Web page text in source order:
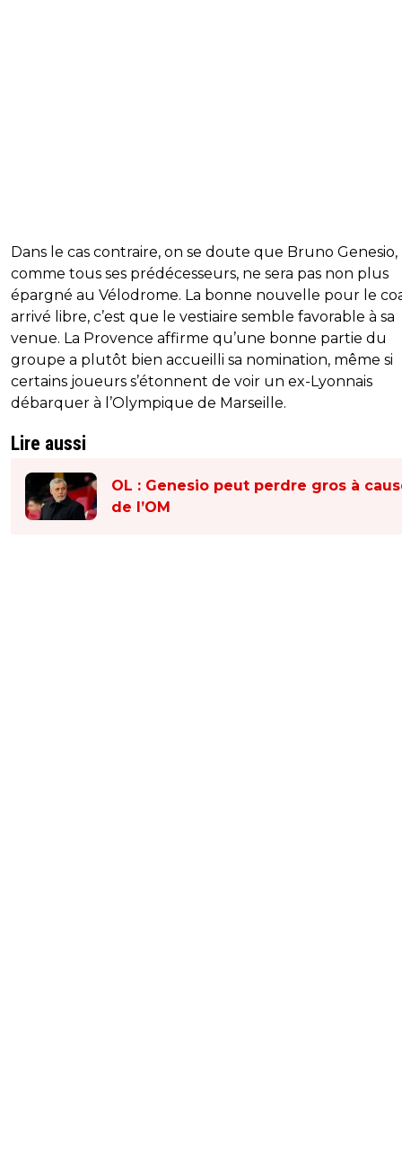
Dans le cas contraire, on se doute que Bruno Genesio,
comme tous ses prédécesseurs, ne sera pas non plus
épargné au Vélodrome. La bonne nouvelle pour le
arrivé libre, c’est que le vestiaire semble favorable à sa
venue. La Provence affirme qu’une bonne partie du
groupe a plutôt bien accueilli sa nomination, même si
certains joueurs s’étonnent de voir un ex-Lyonnais
débarquer à l’Olympique de Marseille.
Lire aussi
OL : Genesio peut perdre gros à
de l’OM